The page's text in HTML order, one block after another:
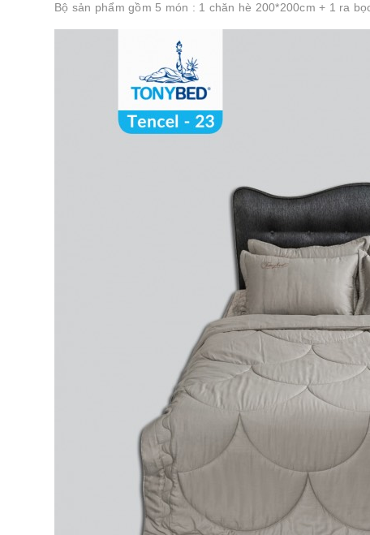
Bộ sản phẩm gồm 5 món : 1 chăn hè 200*200cm + 1 ra